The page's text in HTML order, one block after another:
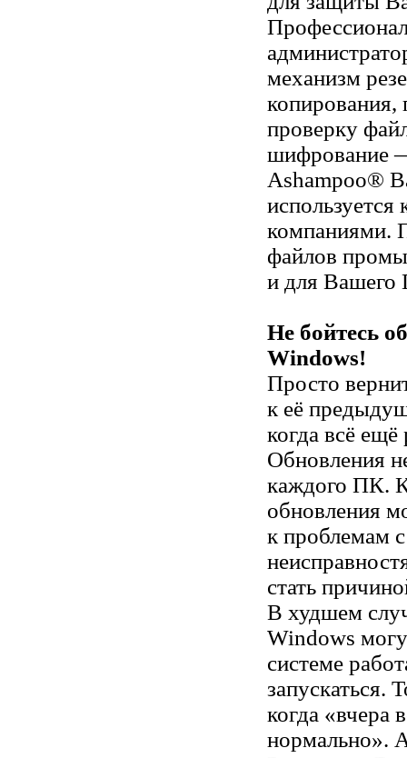
механизм
проверку
шифрование
Ashampoo®
компаниями.
файлов
и для
Не бойтесь
Windows!
Просто
к её
когда всё ещё
Обновления
каждого ПК.
обновления
к проблемам
стать
В худшем
Windows
системе
запускаться.
когда «вчера
нормально».